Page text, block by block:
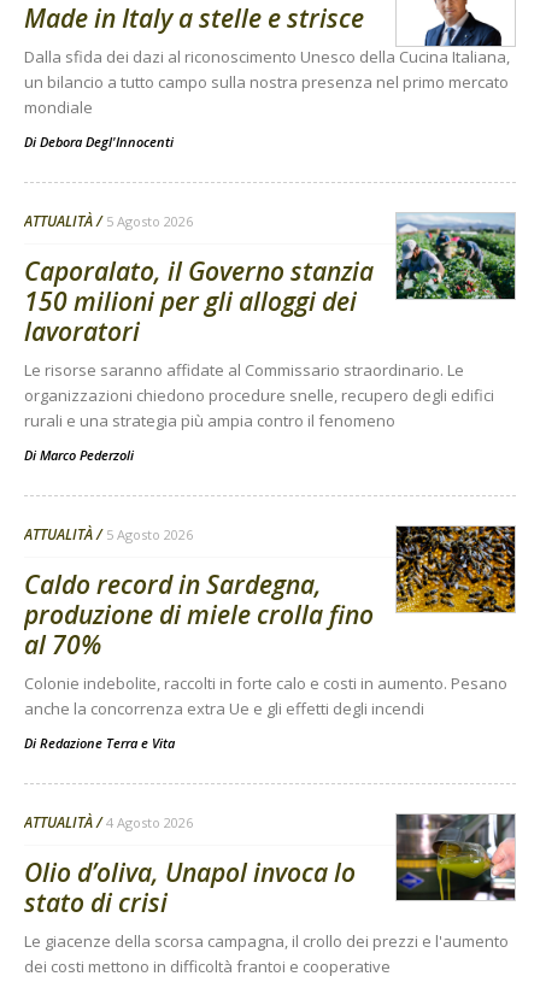
Made in Italy a stelle e strisce
Dalla sfida dei dazi al riconoscimento Unesco della Cucina Italiana,
un bilancio a tutto campo sulla nostra presenza nel primo mercato
mondiale
Di Debora Degl'Innocenti
ATTUALITÀ 5 Agosto 2026
Caporalato, il Governo stanzia
150 milioni per gli alloggi dei
lavoratori
Le risorse saranno affidate al Commissario straordinario. Le
organizzazioni chiedono procedure snelle, recupero degli edifici
rurali e una strategia più ampia contro il fenomeno
Di Marco Pederzoli
ATTUALITÀ 5 Agosto 2026
Caldo record in Sardegna,
produzione di miele crolla fino
al 70%
Colonie indebolite, raccolti in forte calo e costi in aumento. Pesano
anche la concorrenza extra Ue e gli effetti degli incendi
Di Redazione Terra e Vita
ATTUALITÀ 4 Agosto 2026
Olio d’oliva, Unapol invoca lo
stato di crisi
Le giacenze della scorsa campagna, il crollo dei prezzi e l'aumento
dei costi mettono in difficoltà frantoi e cooperative